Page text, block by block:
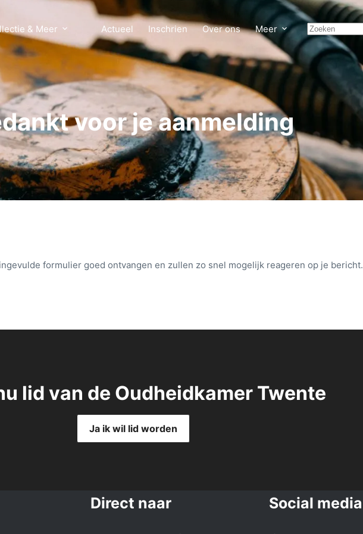
& Meer Actueel Inschrien Over ons Meer
voor je aanmelding
formulier goed ontvangen en zullen zo snel mogelijk reageren op je bericht.
lid van de Oudheidkamer Twente
Ja ik wil lid worden
Direct naar Social media